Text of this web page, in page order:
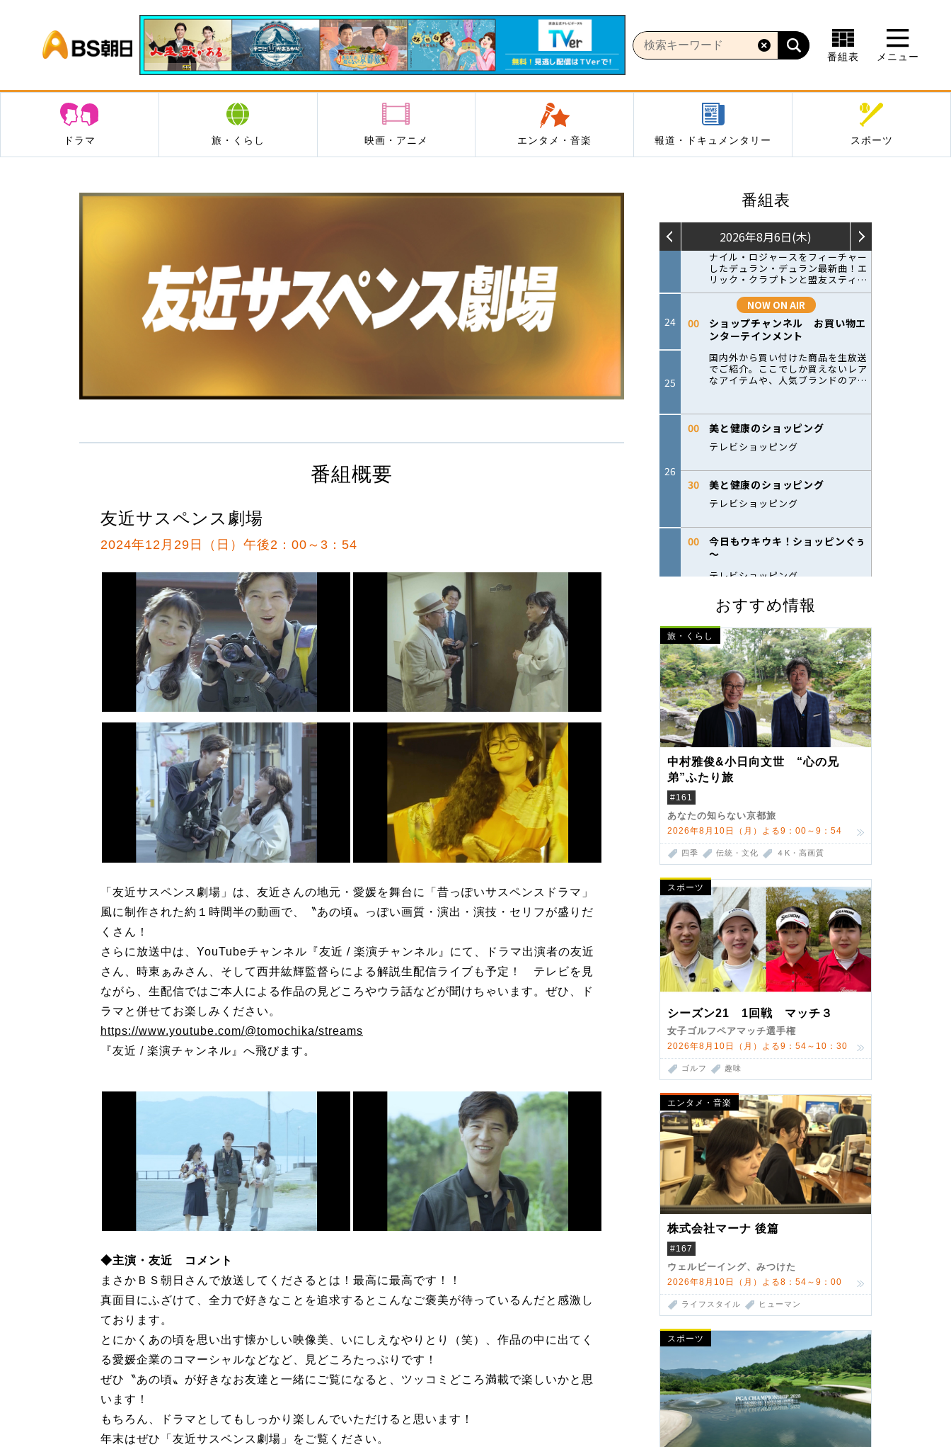
BS朝日
番組表 メニュー
ドラマ 旅・くらし 映画・アニメ エンタメ・音楽 報道・ドキュメンタリー スポーツ
番組表
おすすめ情報
旅・くらし
中村雅俊&小日向文世 “心の兄
弟”ふたり旅
#161
あなたの知らない京都旅
2026年8月10日（月）よる9：00～9：54
四季 伝統・文化 ４K・高画質
スポーツ
シーズン21 1回戦 マッチ３
女子ゴルフペアマッチ選手権
2026年8月10日（月）よる9：54～10：30
ゴルフ 趣味
エンタメ・音楽
株式会社マーナ 後篇
#167
ウェルビーイング、みつけた
2026年8月10日（月）よる8：54～9：00
ライフスタイル ヒューマン
スポーツ
番組概要
友近サスペンス劇場
2024年12月29日（日）午後2：00～3：54
「友近サスペンス劇場」は、友近さんの地元・愛媛を舞台に「昔っぽいサスペンスドラマ」
風に制作された約１時間半の動画で、〝あの頃〟っぽい画質・演出・演技・セリフが盛りだ
くさん！
さらに放送中は、YouTubeチャンネル『友近 / 楽演チャンネル』にて、ドラマ出演者の友近
さん、時東ぁみさん、そして西井紘輝監督らによる解説生配信ライブも予定！ テレビを見
ながら、生配信ではご本人による作品の見どころやウラ話などが聞けちゃいます。ぜひ、ド
ラマと併せてお楽しみください。
https://www.youtube.com/@tomochika/streams
『友近 / 楽演チャンネル』へ飛びます。
◆主演・友近 コメント
まさかＢＳ朝日さんで放送してくださるとは！最高に最高です！！
真面目にふざけて、全力で好きなことを追求するとこんなご褒美が待っているんだと感激し
ております。
とにかくあの頃を思い出す懐かしい映像美、いにしえなやりとり（笑）、作品の中に出てく
る愛媛企業のコマーシャルなどなど、見どころたっぷりです！
ぜひ〝あの頃〟が好きなお友達と一緒にご覧になると、ツッコミどころ満載で楽しいかと思
います！
もちろん、ドラマとしてもしっかり楽しんでいただけると思います！
年末はぜひ「友近サスペンス劇場」をご覧ください。